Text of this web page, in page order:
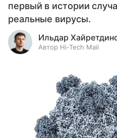
первый в истории
реальные вирусы.
Ильдар
Автор Hi-Tech Mail